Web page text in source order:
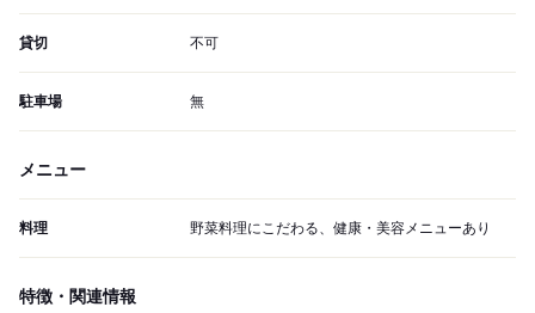
貸切 不可
駐車場 無
メニュー
料理 野菜料理にこだわる、健康・美容メニューあり
特徴・関連情報